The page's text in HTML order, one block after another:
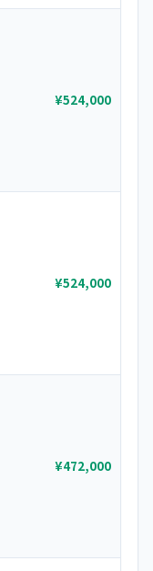
¥524,000
¥524,000
¥472,000